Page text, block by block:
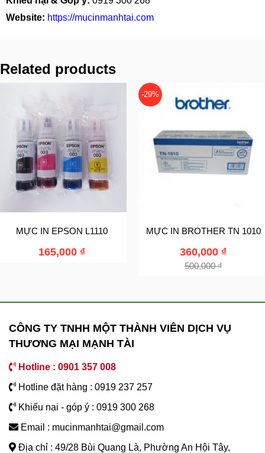
Website: https://mucinmanhtai.com
Related products
MỰC IN EPSON L1110
165,000 ₫
-29%
MỰC IN BROTHER TN 1010
500,000₫
360,000 ₫
CÔNG TY TNHH MỘT THÀNH VIÊN DỊCH VỤ
THƯƠNG MẠI MẠNH TÀI
Hotline : 0901 357 008
Hotline đặt hàng : 0919 237 257
Khiếu nại - góp ý : 0919 300 268
Email : mucinmanhtai@gmail.com
Địa chỉ : 49/28 Bùi Quang Là, Phường An Hội Tây,